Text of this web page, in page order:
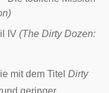
IV (The Dirty Dozen:
mit dem Titel Dirty
geringer